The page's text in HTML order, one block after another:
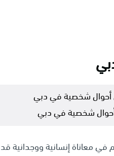
شخصية في دبي
في معاناة إنسانية ووجدانية